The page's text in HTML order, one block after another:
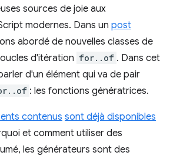
sources de joie aux
modernes. Dans un post
abordé de nouvelles classes de
d'itération for..of . Dans cet
d'un élément qui va de pair
: les fonctions génératrices.
contenus sont déjà disponibles
et comment utiliser des
les générateurs sont des